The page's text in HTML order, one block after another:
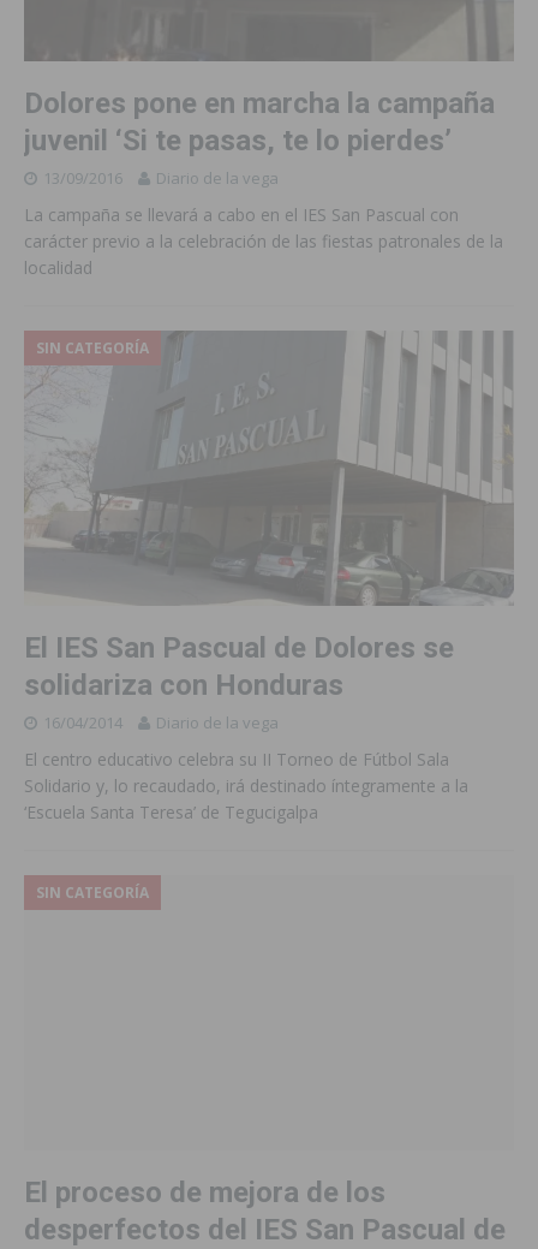
Dolores pone en marcha la campaña
juvenil ‘Si te pasas, te lo pierdes’
13/09/2016 Diario de la vega
La campaña se llevará a cabo en el IES San Pascual con
carácter previo a la celebración de las fiestas patronales de la
localidad
SIN CATEGORÍA
El IES San Pascual de Dolores se
solidariza con Honduras
16/04/2014 Diario de la vega
El centro educativo celebra su II Torneo de Fútbol Sala
Solidario y, lo recaudado, irá destinado íntegramente a la
‘Escuela Santa Teresa’ de Tegucigalpa
SIN CATEGORÍA
El proceso de mejora de los
desperfectos del IES San Pascual de